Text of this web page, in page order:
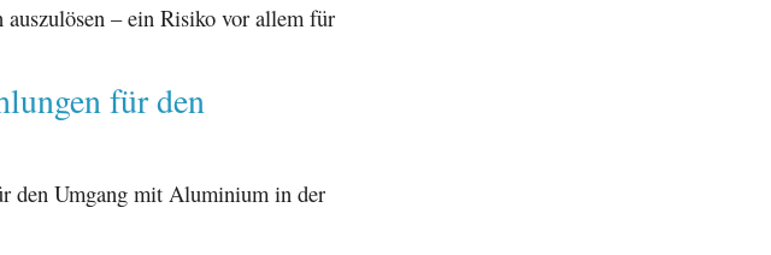
– ein Risiko vor allem für
für den
den Umgang mit Aluminium in der